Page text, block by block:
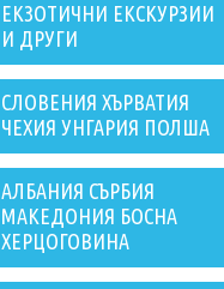
ЕКЗОТИЧНИ ЕКСКУРЗИИ
И ДРУГИ
СЛОВЕНИЯ ХЪРВАТИЯ
ЧЕХИЯ УНГАРИЯ ПОЛША
АЛБАНИЯ СЪРБИЯ
МАКЕДОНИЯ БОСНА
ХЕРЦОГОВИНА